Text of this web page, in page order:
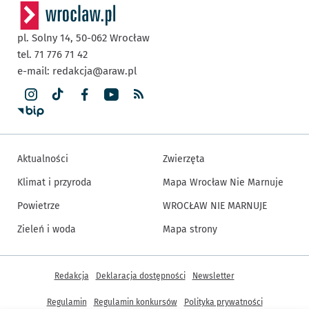
pl. Solny 14, 50-062 Wrocław
tel. 71 776 71 42
e-mail: redakcja@araw.pl
Aktualności
Klimat i przyroda
Powietrze
Zieleń i woda
Zwierzęta
Mapa Wrocław Nie Marnuje
WROCŁAW NIE MARNUJE
Mapa strony
Inne informacje
Redakcja Deklaracja dostępności Newsletter
Regulamin Regulamin konkursów Polityka prywatności